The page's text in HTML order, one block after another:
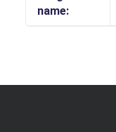
name: